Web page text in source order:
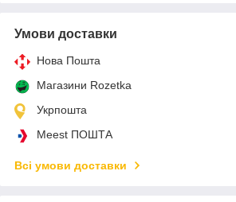
Умови доставки
Нова Пошта
Магазини Rozetka
Укрпошта
Meest ПОШТА
Всі умови доставки